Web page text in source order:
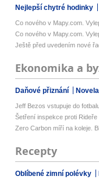
Nejlepší chytré hodinky
Co nového v Mapy.com.
Co nového v Mapy.com.
Ještě před uvedením nové
Ekonomika a
Daňové přiznání
Jeff Bezos vstupuje do
Šetření inspekce proti Rideře
Zero Carbon míří na koleje.
Recepty
Oblíbené zimní polévky